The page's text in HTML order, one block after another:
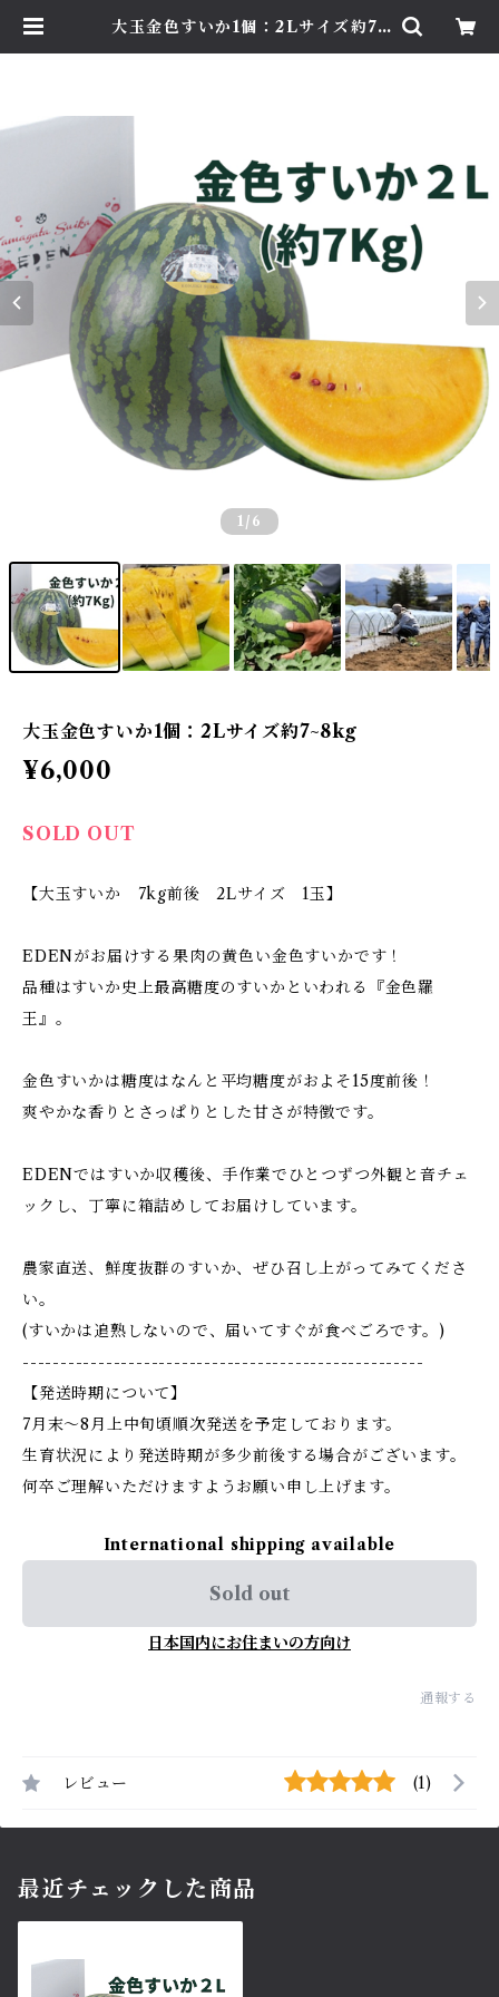
大玉金色すいか1個：2Lサイズ約7~
1 /6
大玉金色すいか1個：2Lサイズ約7~8kg
¥6,000
SOLD OUT
【大玉すいか 7kg前後 2Lサイズ 1玉】
EDENがお届けする果肉の黄色い金色すいかです！
品種はすいか史上最高糖度のすいかといわれる『金色羅
王』。
金色すいかは糖度はなんと平均糖度がおよそ15度前後！
爽やかな香りとさっぱりとした甘さが特徴です。
EDENではすいか収穫後、手作業でひとつずつ外観と音チェ
ックし、丁寧に箱詰めしてお届けしています。
農家直送、鮮度抜群のすいか、ぜひ召し上がってみてくださ
い。
(すいかは追熟しないので、届いてすぐが食べごろです。)
-----------------------------------------------------
【発送時期について】
7月末～8月上中旬頃順次発送を予定しております。
生育状況により発送時期が多少前後する場合がございます。
何卒ご理解いただけますようお願い申し上げます。
International shipping available
Sold out
日本国内にお住まいの方向け
通報する
レビュー (1)
最近チェックした商品